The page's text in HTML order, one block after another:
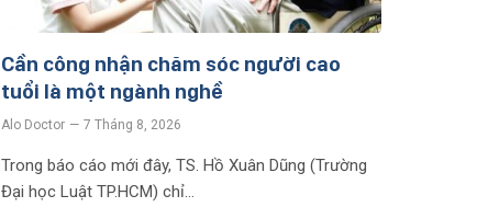
Cần công nhận chăm sóc người cao
tuổi là một ngành nghề
Alo Doctor 7 Tháng 8, 2026
Trong báo cáo mới đây, TS. Hồ Xuân Dũng (Trường
Đại học Luật TP.HCM) chỉ…